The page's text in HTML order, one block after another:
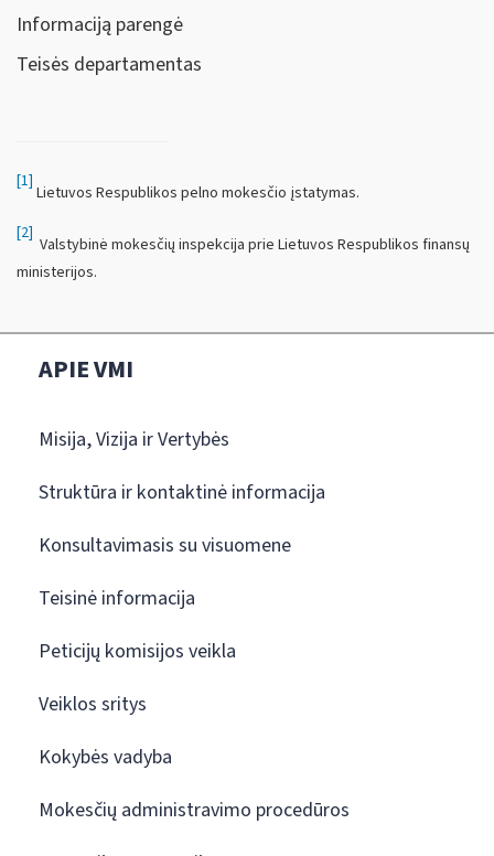
Informaciją parengė
Teisės departamentas
[1]
Lietuvos Respublikos pelno mokesčio įstatymas.
[2]
Valstybinė mokesčių inspekcija prie Lietuvos Respublikos finansų
ministerijos.
APIE VMI
Misija, Vizija ir Vertybės
Struktūra ir kontaktinė informacija
Konsultavimasis su visuomene
Teisinė informacija
Peticijų komisijos veikla
Veiklos sritys
Kokybės vadyba
Mokesčių administravimo procedūros